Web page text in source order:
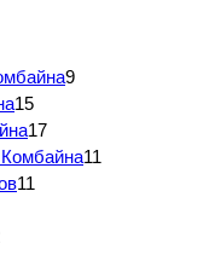
9
15
17
11
11